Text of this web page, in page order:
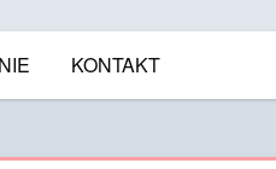
KONTAKT